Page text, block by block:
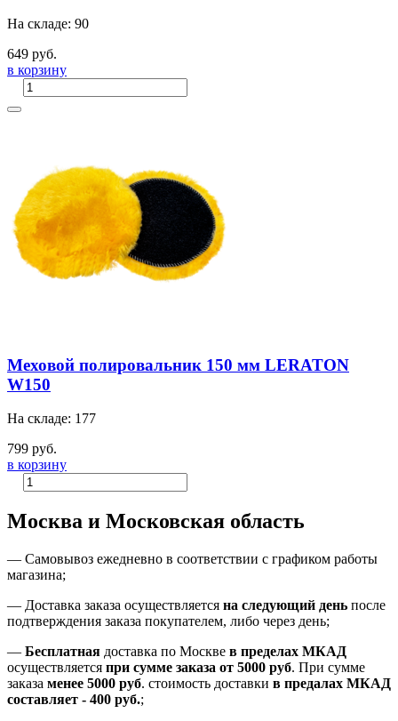
На складе: 90
649 руб.
в корзину
Меховой полировальник 150 мм LERATON
W150
На складе: 177
799 руб.
в корзину
Москва и Московская область
— Самовывоз ежедневно в соответствии с графиком работы
магазина;
— Доставка заказа осуществляется на следующий день после
подтверждения заказа покупателем, либо через день;
— Бесплатная доставка по Москве в пределах МКАД
осуществляется при сумме заказа от 5000 руб. При сумме
заказа менее 5000 руб. стоимость доставки в предалах МКАД
составляет - 400 руб.;